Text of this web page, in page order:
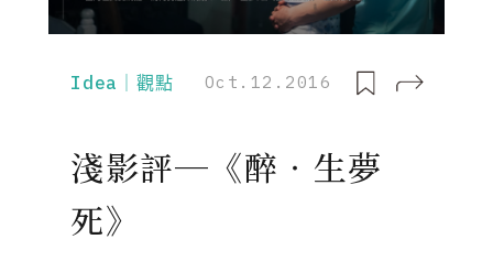
Idea｜觀點 Oct.12.2016
淺影評─《醉‧生夢
死》